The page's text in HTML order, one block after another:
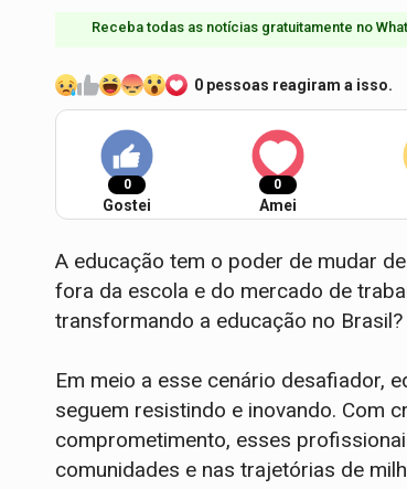
Receba todas as notícias gratuitamente no
0 pessoas reagiram a isso.
0
Gostei
0
Amei
A educação tem o poder de mudar
fora da escola e do mercado de
transformando a educação no Brasil?
Em meio a esse cenário desafiador,
seguem resistindo e inovando. Com
comprometimento, esses
comunidades e nas trajetórias de